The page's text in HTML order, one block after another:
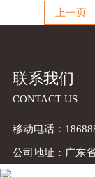
上一页
联系我们
CONTACT US
移动电话：
公司地址：广东